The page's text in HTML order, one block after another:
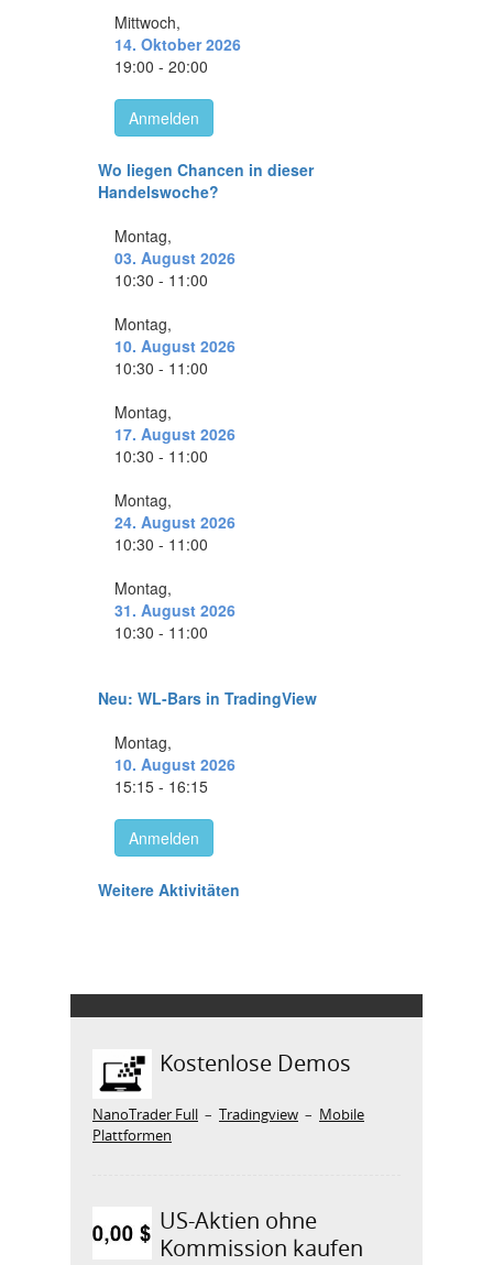
Kostenlose Demos
NanoTrader Full – Tradingview – Mobile
Plattformen
US-Aktien ohne
Kommission kaufen